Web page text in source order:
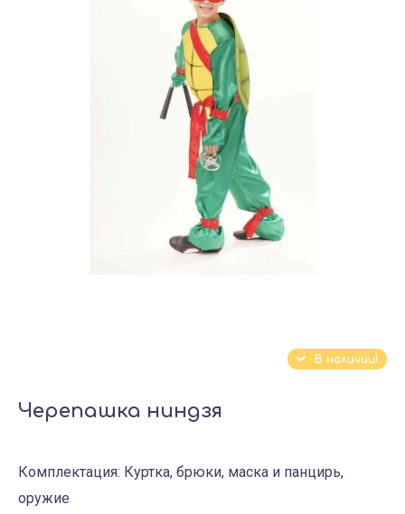
В наличии!
Черепашка ниндзя
Комплектация: Куртка, брюки, маска и панцирь,
оружие